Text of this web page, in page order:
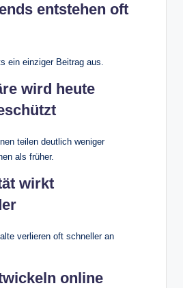
entstehen oft
ein einziger Beitrag aus.
wird heute
teilen deutlich weniger
als früher.
wirkt
verlieren oft schneller an
online